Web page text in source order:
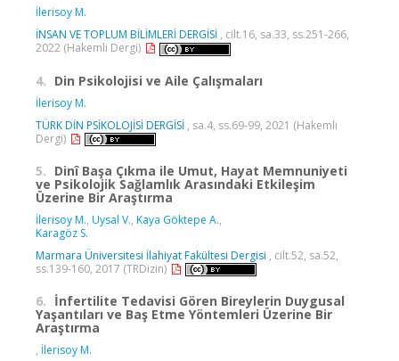
İlerisoy M.
İNSAN VE TOPLUM BİLİMLERİ DERGİSİ , cilt.16, sa.33, ss.251-266,
2022 (Hakemli Dergi)
4. Din Psikolojisi ve Aile Çalışmaları
İlerisoy M.
TÜRK DİN PSİKOLOJİSİ DERGİSİ , sa.4, ss.69-99, 2021 (Hakemli
Dergi)
5. Dinî Başa Çıkma ile Umut, Hayat Memnuniyeti
ve Psikolojik Sağlamlık Arasındaki Etkileşim
Üzerine Bir Araştırma
İlerisoy M., Uysal V., Kaya Göktepe A.,
Karagöz S.
Marmara Üniversitesi İlahiyat Fakültesi Dergisi , cilt.52, sa.52,
ss.139-160, 2017 (TRDizin)
6. İnfertilite Tedavisi Gören Bireylerin Duygusal
Yaşantıları ve Baş Etme Yöntemleri Üzerine Bir
Araştırma
, İlerisoy M.